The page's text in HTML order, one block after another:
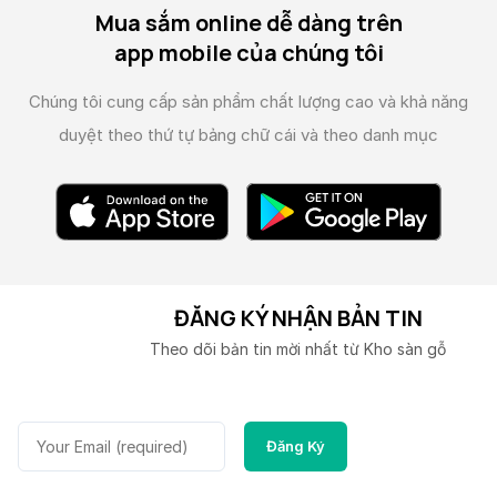
Mua sắm online dễ dàng trên
app mobile của chúng tôi
Chúng tôi cung cấp sản phẩm chất lượng cao và khả năng
duyệt theo thứ tự bảng chữ cái và theo danh mục
ĐĂNG KÝ NHẬN BẢN TIN
Theo dõi bản tin mời nhất từ Kho sàn gỗ